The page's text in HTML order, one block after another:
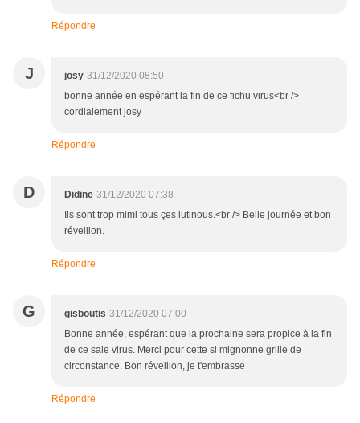
Répondre
J josy 31/12/2020 08:50
bonne année en espérant la fin de ce fichu virus<br />
cordialement josy
Répondre
D Didine 31/12/2020 07:38
Ils sont trop mimi tous çes lutinous.<br /> Belle journée et bon
réveillon.
Répondre
G gisboutis 31/12/2020 07:00
Bonne année, espérant que la prochaine sera propice à la fin
de ce sale virus. Merci pour cette si mignonne grille de
circonstance. Bon réveillon, je t'embrasse
Répondre